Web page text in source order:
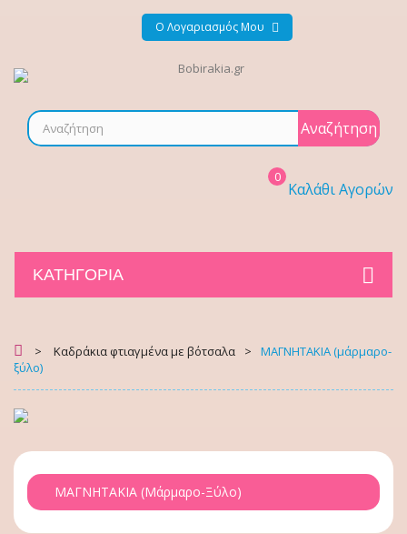
Ο Λογαριασμός Μου
Αναζήτηση
Καλάθι Αγορών
0
ΚΑΤΗΓΟΡΊΑ
> Καδράκια φτιαγμένα με βότσαλα >
ΜΑΓΝΗΤΑΚΙΑ (μάρμαρο-
ξύλο)
ΜΑΓΝΗΤΑΚΙΑ (μάρμαρο-Ξύλο)